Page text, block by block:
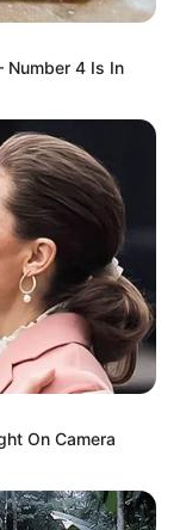
Number 4 Is In
On Camera